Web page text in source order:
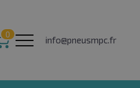
0
info@pneusmpc.fr